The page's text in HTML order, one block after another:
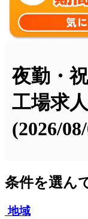
夜勤・
工場求
(2026/
条件を選ん
地域